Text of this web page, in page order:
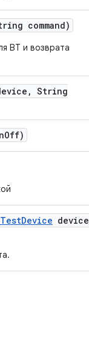
command)
BT и возврата
, String
Off)
Device device